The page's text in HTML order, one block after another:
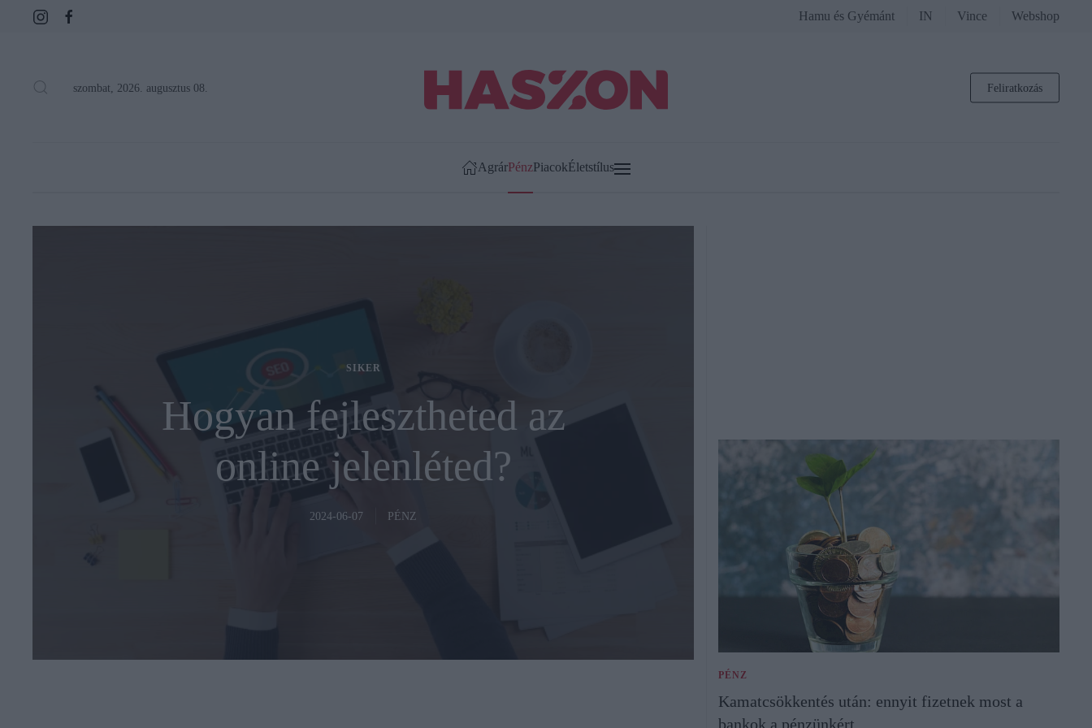
Hamu és Gyémánt IN Vince Webshop
szombat, 2026. augusztus 08. Feliratkozás
AgrárPénzPiacokÉletstílus
SIKER
Hogyan fejlesztheted az
online jelenléted?
2024-06-07 PÉNZ
PÉNZ
Kamatcsökkentés után: ennyit fizetnek most a
bankok a pénzünkért